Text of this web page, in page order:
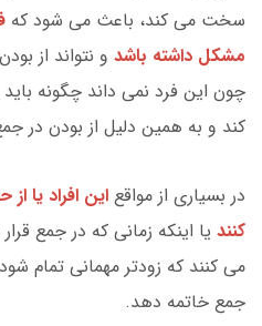
سخت می کند، باعث می شود که
مشکل داشته باشد و نتواند از
چون این فرد نمی داند چگونه
کند و به همین دلیل از بودن در
در بسیاری از مواقع این افراد یا
کنند یا اینکه زمانی که در جمع
می کنند که زودتر مهمانی تمام
جمع خاتمه دهد.